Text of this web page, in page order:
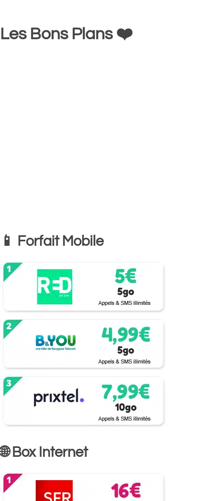
Les Bons Plans ❤️
📱 Forfait Mobile
🌐 Box Internet